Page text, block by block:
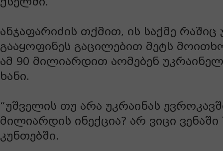
ანჯაფარიძის თქმით, ის საქმე რაშიც
გააყოფინეს გაცილებით მეტს
ამ 90 მილიარდით აომებენ
ხანი.
“უშველის თუ არა უკრაინას
მილიარდის ინექცია? არ ვიცი ვენაში
კუნთებში.